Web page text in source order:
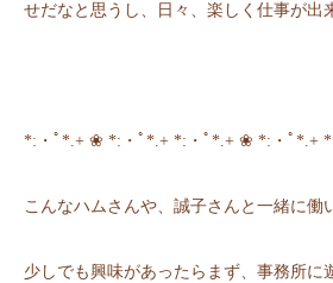
せだなと思うし、日々、楽しく仕事が出
*:・ﾟ*.+ ❀ *:・ﾟ*.+ *:・ﾟ*.+ ❀ *:・ﾟ*.+
こんなハムさんや、誠子さんと一緒に働
少しでも興味があったらまず、事務所に